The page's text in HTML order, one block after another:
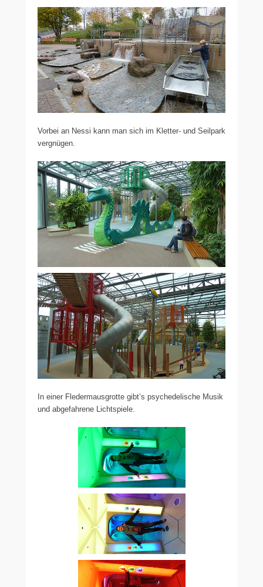
Vorbei an Nessi kann man sich im Kletter- und Seilpark
vergnügen.
In einer Fledermausgrotte gibt’s psychedelische Musik
und abgefahrene Lichtspiele.